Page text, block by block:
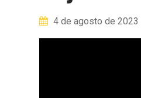
4 de agosto de 2023